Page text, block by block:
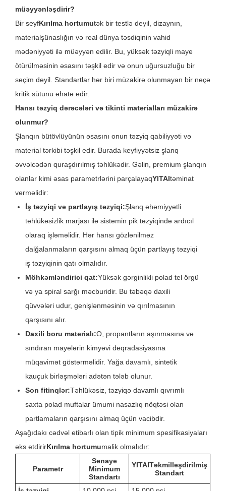
müəyyənləşdirir?
Bir seyfKırılma hortumutək bir testlə deyil, dizaynın,
materialşünaslığın və real dünya təsdiqinin vahid
mədəniyyəti ilə müəyyən edilir. Bu, yüksək təzyiqli maye
ötürülməsinin əsasını təşkil edir və onun uğursuzluğu bir
seçim deyil. Standartlar hər biri müzakirə olunmayan bir neçə
kritik sütunu əhatə edir.
Hansı təzyiq dərəcələri və tikinti materialları müzakirə
olunmur?
Şlanqın bütövlüyünün əsasını onun təzyiq qabiliyyəti və
material tərkibi təşkil edir. Burada keyfiyyətsiz şlanq
əvvəlcədən quraşdırılmış təhlükədir. Gəlin, premium şlanqın
olanlar kimi əsas parametrlərini parçalayaqYITAItəminat
verməlidir:
İş təzyiqi və partlayış təzyiqi:Şlanq əhəmiyyətli
təhlükəsizlik marjası ilə sistemin pik təzyiqində ardıcıl
olaraq işləməlidir. Hər hansı gözlənilməz
dalğalanmaların qarşısını almaq üçün partlayış təzyiqi
iş təzyiqinin qatı olmalıdır.
Möhkəmləndirici qat:Yüksək gərginlikli polad tel örgü
və ya spiral sarğı məcburidir. Bu təbəqə daxili
qüvvələri udur, genişlənməsinin və qırılmasının
qarşısını alır.
Daxili boru materialı:O, propantların aşınmasına və
sındıran mayelərin kimyəvi deqradasiyasına
müqavimət göstərməlidir. Yağa davamlı, sintetik
kauçuk birləşmələri adətən tələb olunur.
Son fitinqlər:Təhlükəsiz, təzyiqə davamlı qıvrımlı
saxta polad muftalar ümumi nasazlıq nöqtəsi olan
partlamaların qarşısını almaq üçün vacibdir.
Aşağıdakı cədvəl etibarlı olan tipik minimum spesifikasiyaları
əks etdirirKırılma hortumumalik olmalıdır:
Parametr
Sənaye
Minimum
Standartı
YITAITəkmilləşdirilmiş
Standart